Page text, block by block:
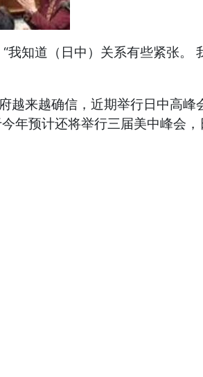
知道（日中）关系有些紧张。
越来越确信，近期举行日中高峰
年预计还将举行三届美中峰会